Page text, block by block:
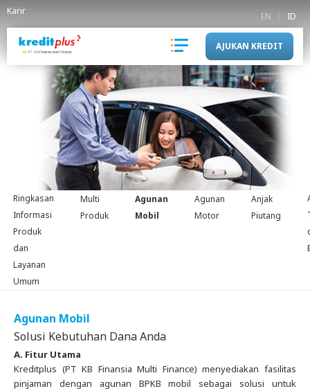
Karir EN ID
AJUKAN KREDIT
Ringkasan
Informasi
Produk
dan
Layanan
Umum
Multi
Produk
Agunan
Mobil
Agunan
Motor
Anjak
Piutang
Agunan Mobil
Solusi Kebutuhan Dana Anda
A. Fitur Utama
Kreditplus (PT KB Finansia Multi Finance) menyediakan fasilitas
pinjaman dengan agunan BPKB mobil sebagai solusi untuk